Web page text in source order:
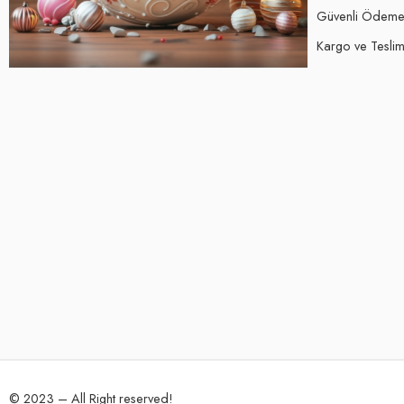
Güvenli Ödeme
Kargo ve
© 2023 – All Right reserved!